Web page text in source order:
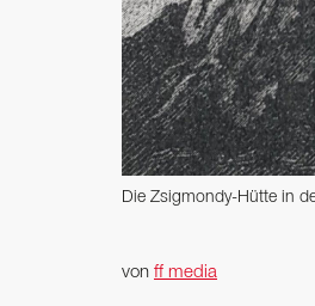
Die Zsigmondy-Hütte in
von ff media